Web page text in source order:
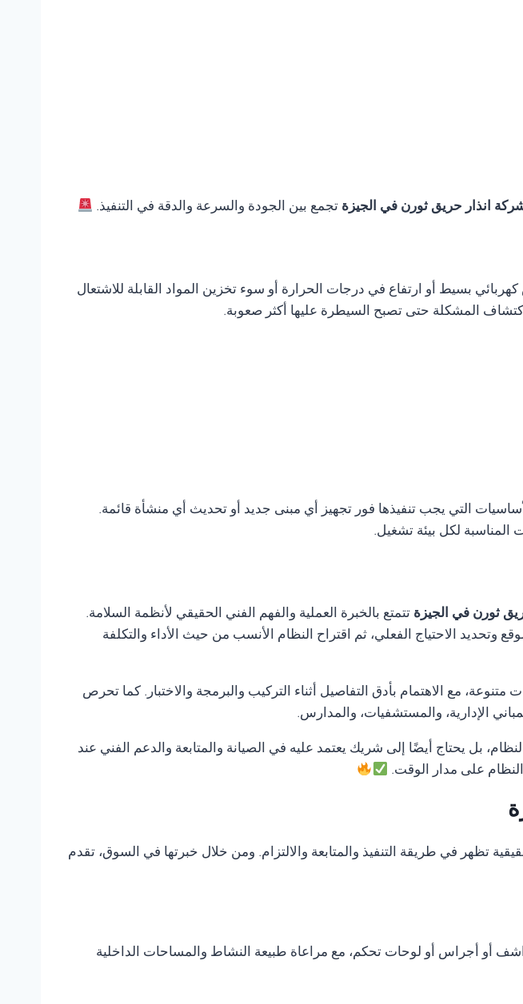
انذار حريق ثورن في الجيزة تجمع بين الجودة والسرعة والدقة في التنفيذ.
بسيط أو ارتفاع في درجات الحرارة أو سوء تخزين المواد القابلة للاشتعال
المشكلة حتى تصبح السيطرة عليها أكثر صعوبة.
التي يجب تنفيذها فور تجهيز أي مبنى جديد أو تحديث أي منشأة قائمة.
المناسبة لكل بيئة تشغيل.
ثورن في الجيزة تتمتع بالخبرة العملية والفهم الفني الحقيقي لأنظمة السلامة.
الاحتياج الفعلي، ثم اقتراح النظام الأنسب من حيث الأداء والتكلفة
مع الاهتمام بأدق التفاصيل أثناء التركيب والبرمجة والاختبار. كما تحرص
الإدارية، والمستشفيات، والمدارس.
بل يحتاج أيضًا إلى شريك يعتمد عليه في الصيانة والمتابعة والدعم الفني عند
على مدار الوقت.
تظهر في طريقة التنفيذ والمتابعة والالتزام. ومن خلال خبرتها في السوق، تقدم
أو أجراس أو لوحات تحكم، مع مراعاة طبيعة النشاط والمساحات الداخلية